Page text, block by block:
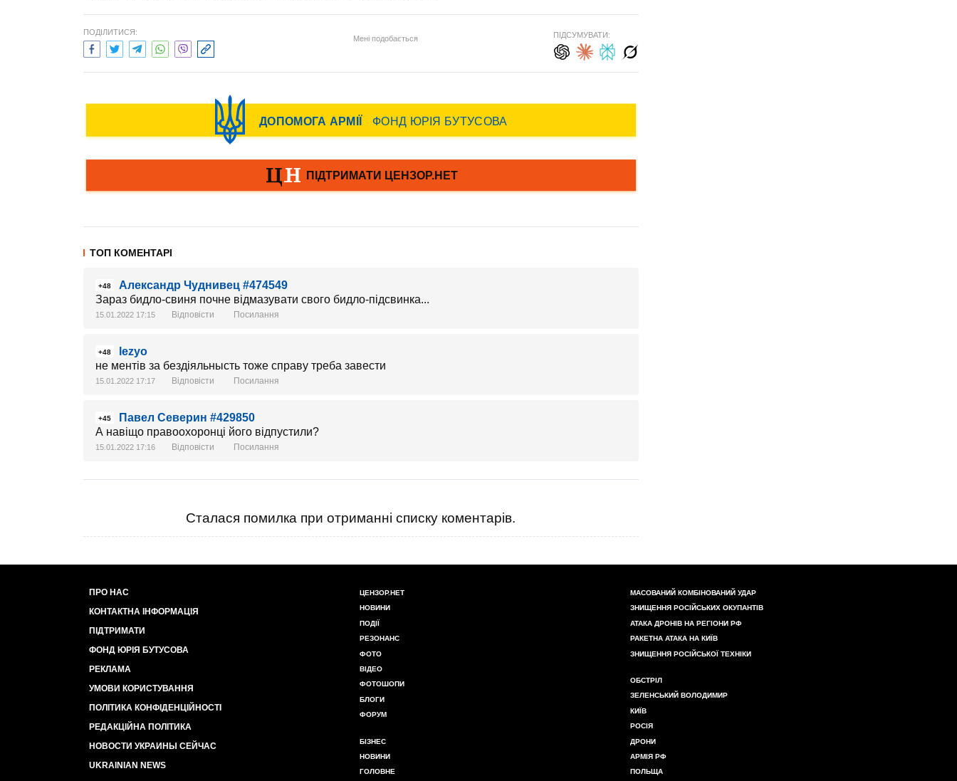
ПОДІЛИТИСЯ:
Мені подобається ПІДСУМУВАТИ:
ТОП КОМЕНТАРІ
+48
Александр Чуднивец #474549
Зараз бидло-свиня почне відмазувати свого бидло-підсвинка...
15.01.2022 17:15 Відповісти Посилання
+48
lezyo
не ментів за бездіяльнысть тоже справу треба завести
15.01.2022 17:17 Відповісти Посилання
+45
Павел Северин #429850
А навіщо правоохоронці його відпустили?
15.01.2022 17:16 Відповісти Посилання
Сталася помилка при отриманні списку коментарів.
ПРО НАС
КОНТАКТНА ІНФОРМАЦІЯ
ПІДТРИМАТИ
ФОНД ЮРІЯ БУТУСОВА
РЕКЛАМА
УМОВИ КОРИСТУВАННЯ
ПОЛІТИКА КОНФІДЕНЦІЙНОСТІ
РЕДАКЦІЙНА ПОЛІТИКА
НОВОСТИ УКРАИНЫ СЕЙЧАС
UKRAINIAN NEWS
ЦЕНЗОР.НЕТ
НОВИНИ
ПОДІЇ
РЕЗОНАНС
ФОТО
ВІДЕО
ФОТОШОПИ
БЛОГИ
ФОРУМ
БІЗНЕС
НОВИНИ
ГОЛОВНЕ
МАСОВАНИЙ КОМБІНОВАНИЙ УДАР
ЗНИЩЕННЯ РОСІЙСЬКИХ ОКУПАНТІВ
АТАКА ДРОНІВ НА РЕГІОНИ РФ
РАКЕТНА АТАКА НА КИЇВ
ЗНИЩЕННЯ РОСІЙСЬКОЇ ТЕХНІКИ
ОБСТРІЛ
ЗЕЛЕНСЬКИЙ ВОЛОДИМИР
КИЇВ
РОСІЯ
ДРОНИ
АРМІЯ РФ
ПОЛЬЩА